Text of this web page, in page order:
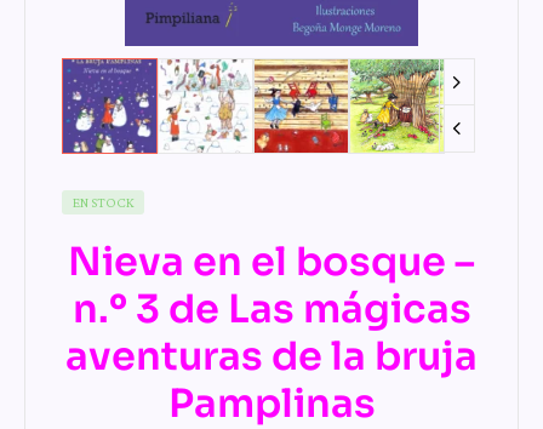
EN STOCK
Nieva en el bosque –
n.º 3 de Las mágicas
aventuras de la bruja
Pamplinas